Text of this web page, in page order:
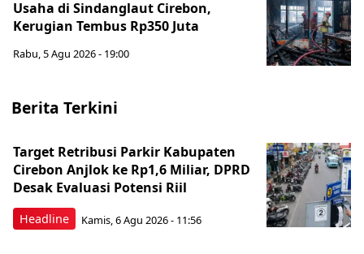
Usaha di Sindanglaut Cirebon,
Kerugian Tembus Rp350 Juta
Rabu, 5 Agu 2026 - 19:00
Berita Terkini
Headline
Target Retribusi Parkir Kabupaten
Cirebon Anjlok ke Rp1,6 Miliar, DPRD
Desak Evaluasi Potensi Riil
Kamis, 6 Agu 2026 - 11:56